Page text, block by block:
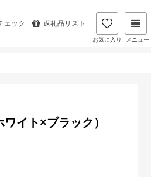
ェック 返礼品リスト
お気に入り メニュー
イト×ブラック）